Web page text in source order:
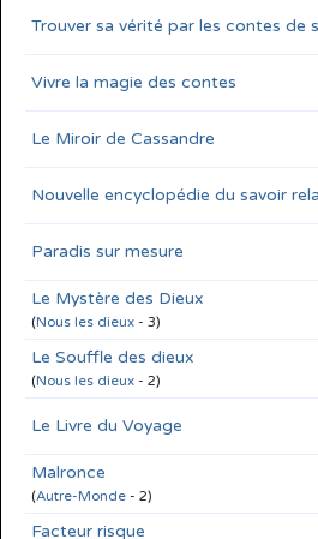
Trouver sa vérité par les contes de
Vivre la magie des contes
Le Miroir de Cassandre
Nouvelle encyclopédie du savoir
Paradis sur mesure
Le Mystère des Dieux
(Nous les dieux - 3)
Le Souffle des dieux
(Nous les dieux - 2)
Le Livre du Voyage
Malronce
(Autre-Monde - 2)
Facteur risque